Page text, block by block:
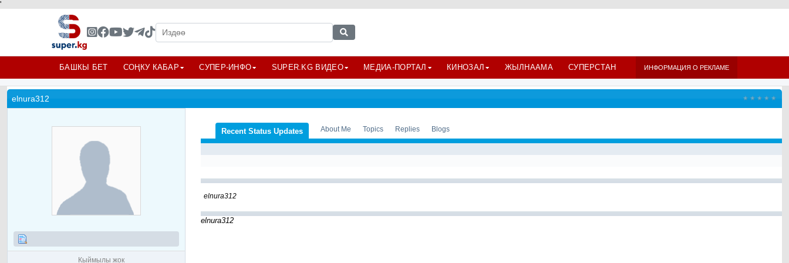
'
БАШКЫ БЕТ СОҢКУ КАБАР СУПЕР-ИНФО SUPER.KG ВИДЕО МЕДИА-ПОРТАЛ КИНОЗАЛ ЖЫЛНААМА СУПЕРСТАН ИНФОРМАЦИЯ О РЕКЛАМЕ
elnura312
Кыймылы жок
Recent Status Updates About Me Topics Replies Blogs
elnura312
elnura312